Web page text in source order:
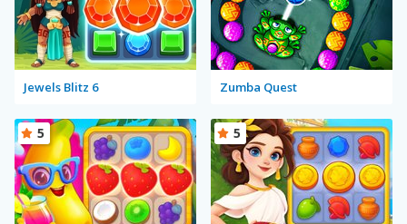
Jewels Blitz 6 Zumba Quest
5 5